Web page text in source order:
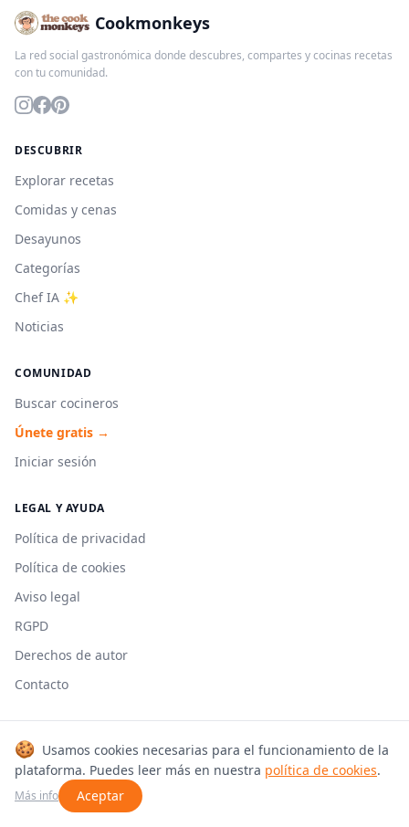
Cookmonkeys
La red social gastronómica donde descubres, compartes y cocinas recetas
con tu comunidad.
DESCUBRIR
Explorar recetas
Comidas y cenas
Desayunos
Categorías
Chef IA ✨
Noticias
COMUNIDAD
Buscar cocineros
Únete gratis →
Iniciar sesión
LEGAL Y AYUDA
Política de privacidad
Política de cookies
Aviso legal
RGPD
Derechos de autor
Contacto
© 2026 Cookmonkeys. Todos los derechos reservados.
Hecho con 🍳 en España
🍪 Usamos cookies necesarias para el funcionamiento de la
plataforma. Puedes leer más en nuestra política de cookies.
Más info Aceptar